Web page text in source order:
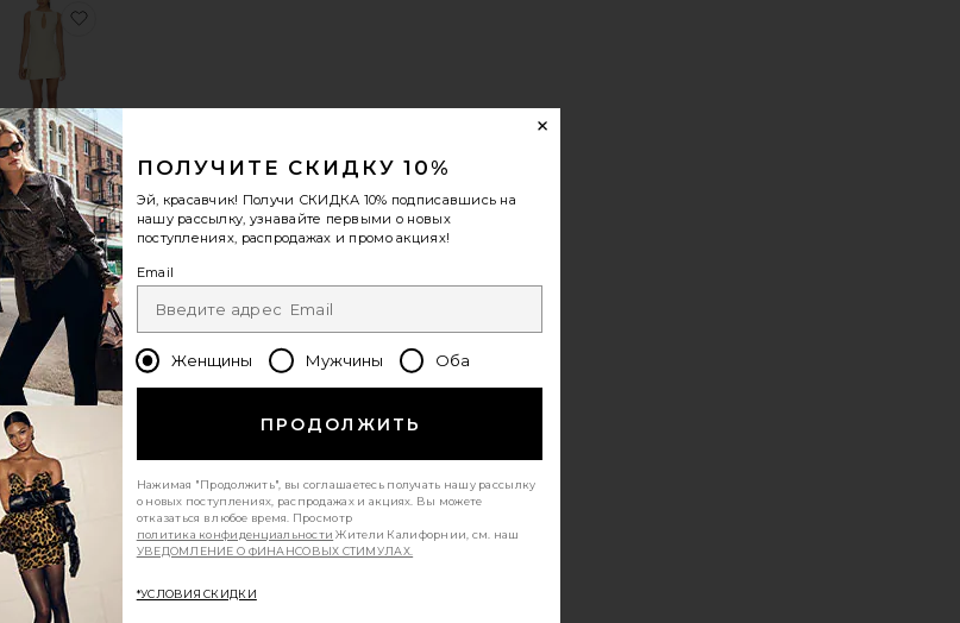
ПЛАТЬЕ SAMANTHA
ELLIOT
MAJORELLE
$170
НОВИНКИ
AWAY AMINA
ПОПУЛЯРНО
СЕЙЧАС!
Продано 16 раз за
последние 48
часов
ПЛАТЬЕ
COSETTE
TO COME
$82
ПОЛУЧИТЕ СКИДКУ 10%
Эй, красавчик! Получи СКИДКА 10% подписавшись на
нашу рассылку, узнавайте первыми о новых
поступлениях, распродажах и промо акциях!
Email
Женщины Мужчины Оба
ПРОДОЛЖИТЬ
Нажимая "Продолжить", вы соглашаетесь получать нашу рассылку
о новых поступлениях, распродажах и акциях. Вы можете
отказаться в любое время. Просмотр
политика конфиденциальности Жители Калифорнии, см. наш
УВЕДОМЛЕНИЕ О ФИНАНСОВЫХ СТИМУЛАХ.
*УСЛОВИЯ СКИДКИ